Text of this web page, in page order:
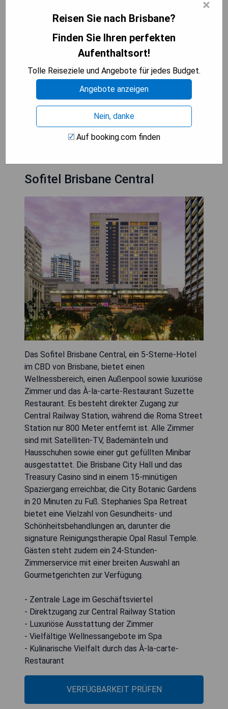
akzeptiert und das Brisbane Private Hospital ist
- Zentrale Lage im CBD von Brisbane
- Beheiztes Hallenbad und Wellnessbereiche
- Kostenfreies, unbegrenztes WLAN
- Voll ausgestattete Küchen in den Suiten
- Akzeptanz von Union Pay Kreditkarten
VERFÜGBARKEIT PRÜFEN
Sofitel Brisbane Central
Das Sofitel Brisbane Central, ein 5-Sterne-Hotel
im CBD von Brisbane, bietet einen
Wellnessbereich, einen Außenpool sowie luxuriöse
Zimmer und das À-la-carte-Restaurant Suzette
Restaurant. Es besteht direkter Zugang zur
Central Railway Station, während die Roma Street
Station nur 800 Meter entfernt ist. Alle Zimmer
sind mit Satelliten-TV, Bademänteln und
Hausschuhen sowie einer gut gefüllten Minibar
ausgestattet. Die Brisbane City Hall und das
Treasury Casino sind in einem 15-minütigen
Spaziergang erreichbar, die City Botanic Gardens
in 20 Minuten zu Fuß. Stephanies Spa Retreat
bietet eine Vielzahl von Gesundheits- und
Schönheitsbehandlungen an, darunter die
signature Reinigungstherapie Opal Rasul Temple.
Gästen steht zudem ein 24-Stunden-
Zimmerservice mit einer breiten Auswahl an
Gourmetgerichten zur Verfügung.
- Zentrale Lage im Geschäftsviertel
- Direktzugang zur Central Railway Station
- Luxuriöse Ausstattung der Zimmer
- Vielfältige Wellnessangebote im Spa
- Kulinarische Vielfalt durch das À-la-carte-
Restaurant
VERFÜGBARKEIT PRÜFEN
×
Reisen Sie nach Brisbane?
Finden Sie Ihren perfekten
Aufenthaltsort!
Tolle Reiseziele und Angebote für jedes Budget.
Angebote anzeigen
Nein, danke
Auf booking.com finden